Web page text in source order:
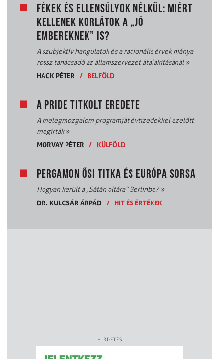
FÉKEK ÉS ELLENSÚLYOK NÉLKÜL: MIÉRT
KELLENEK KORLÁTOK A „JÓ
EMBEREKNEK” IS?
A szubjektív hangulatok és a racionális érvek hiánya
rossz tanácsadó az államszervezet átalakításánál»
HACK PÉTER
/ BELFÖLD
A PRIDE TITKOLT EREDETE
A melegmozgalom programját évtizedekkel ezelőtt
megírták»
MORVAY PÉTER
/ KÜLFÖLD
PERGAMON ŐSI TITKA ÉS EURÓPA SORSA
Hogyan került a „Sátán oltára” Berlinbe?»
DR. KULCSÁR ÁRPÁD
/ HIT ÉS ÉRTÉKEK
HIRDETÉS